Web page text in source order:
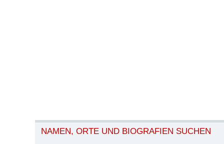
NAMEN, ORTE UND BIOGRAFIEN SUCHEN